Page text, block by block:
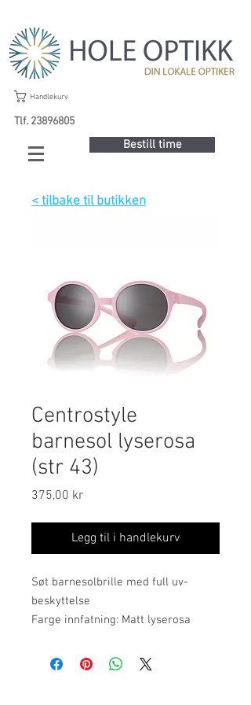
Handlekurv
Tlf. 23896805
Bestill time
< tilbake til butikken
Centrostyle
barnesol lyserosa
(str 43)
375,00 krPris
Legg til i handlekurv
Søt barnesolbrille med full uv-
beskyttelse
Farge innfatning: Matt lyserosa
Alder: Passer fra 2-6 år.